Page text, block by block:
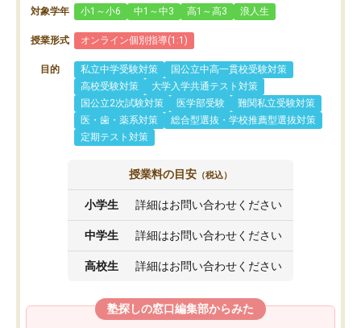
対象学年 小1～小6 中1～中3 高1～高3 浪人生
授業形式 オンライン個別指導(1:1)
目的 私立中学受験対策
国公立中高一貫校受験対策
高校受験対策
大学入学共通テスト対策
国公立2次試験対策
医学部受験
難関私立受験対策
医・歯・薬系対策
総合型選抜・学校推薦型選抜対策
定期テスト対策
授業料の目安 （税込）
小学生 詳細はお問い合わせください
中学生 詳細はお問い合わせください
高校生 詳細はお問い合わせください
塾探しの窓口編集部からみた